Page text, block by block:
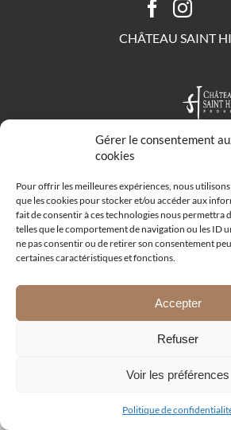
Gérer le consentement
cookies
Pour offrir les meilleures expériences, nous
que les cookies pour stocker et/ou accéder aux
fait de consentir à ces technologies nous permettra
telles que le comportement de navigation ou les ID
ne pas consentir ou de retirer son consentement
certaines caractéristiques et fonctions.
Accepter
Refuser
Voir les préférences
Politique de
CHÂTEAU SAINT
13111 Coudoux
+33 (0)4 42 52
Email
Plan du site | Plus d'infos | Mentions